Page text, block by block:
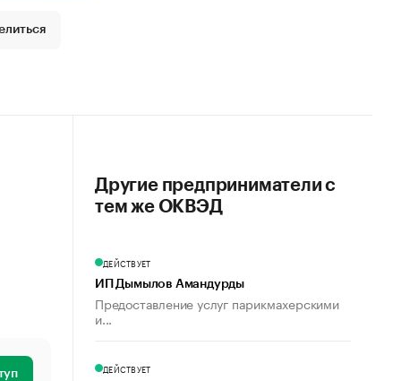
Другие предприниматели с
тем же ОКВЭД
ДЕЙСТВУЕТ
ИП Дымылов Амандурды
Предоставление услуг парикмахерскими
и...
ДЕЙСТВУЕТ